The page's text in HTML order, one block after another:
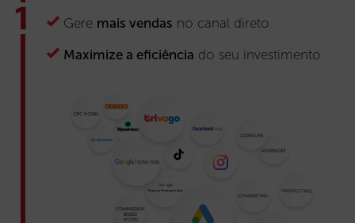
Gere mais vendas no canal direto
Maximize a eficiência do seu investimento